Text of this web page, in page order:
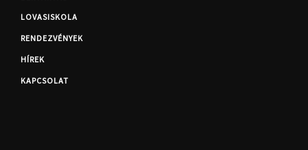
LOVASISKOLA
RENDEZVÉNYEK
HÍREK
KAPCSOLAT